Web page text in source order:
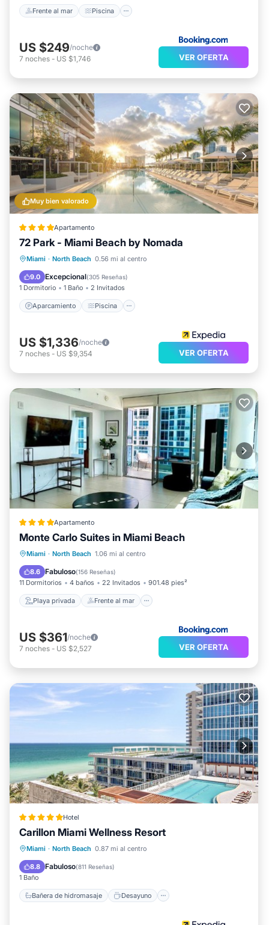
Frente al mar Piscina
US $249/noche
7 noches - US $1,746 VER OFERTA
Muy bien valorado
Apartamento
72 Park - Miami Beach by Nomada
Miami · North Beach 0.56 mi al centro
9.0 Excepcional(305 Reseñas)
1 Dormitorio 1 Baño 2 Invitados
Aparcamiento Piscina
Aparcamiento Piscina
Balcón/Terraza
US $1,336/noche
7 noches - US $9,354 VER OFERTA
Apartamento
Monte Carlo Suites in Miami Beach
Miami · North Beach 1.06 mi al centro
8.6 Fabuloso(156 Reseñas)
11 Dormitorios 4 baños 22 Invitados 901.48 pies²
Playa privada Frente al mar
Playa privada
Frente al mar
Bañera de hidromasaje
US $361/noche
7 noches - US $2,527 VER OFERTA
Hotel
Carillon Miami Wellness Resort
Miami · North Beach 0.87 mi al centro
8.8 Fabuloso(811 Reseñas)
1 Baño
Bañera de hidromasaje Desayuno
Bañera de hidromasaje
Aparcamiento